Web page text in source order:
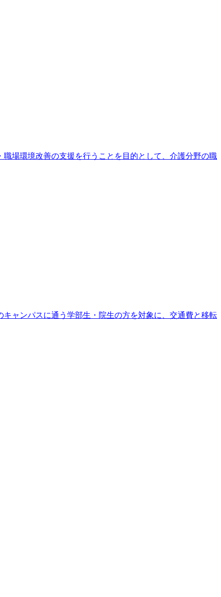
場環境改善の支援を行うことを目的として、介護分野の職
ャンパスに通う学部生・院生の方を対象に、交通費と移転